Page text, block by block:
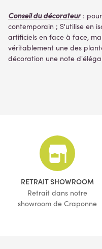
Conseil du décorateur:
contemporain ; S'utilise en
artificiels en face à face,
véritablement une des
décoration une note
RETRAIT SHOWROOM
Retrait dans notre
showroom de Craponne